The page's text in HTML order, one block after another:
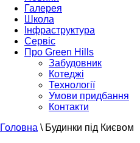
Галерея
Школа
Інфраструктура
Сервіс
Про Green Hills
Забудовник
Котеджі
Технології
Умови придбання
Контакти
Головна \ Будинки під Києвом